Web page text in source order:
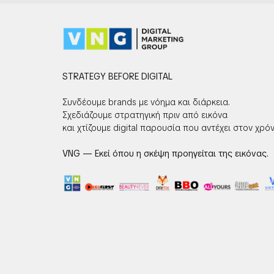
STRATEGY BEFORE DIGITAL
Συνδέουμε brands με νόημα και διάρκεια.
Σχεδιάζουμε στρατηγική πριν από εικόνα
και χτίζουμε digital παρουσία που αντέχει στον
VNG — Εκεί όπου η σκέψη προηγείται της εικόνας.